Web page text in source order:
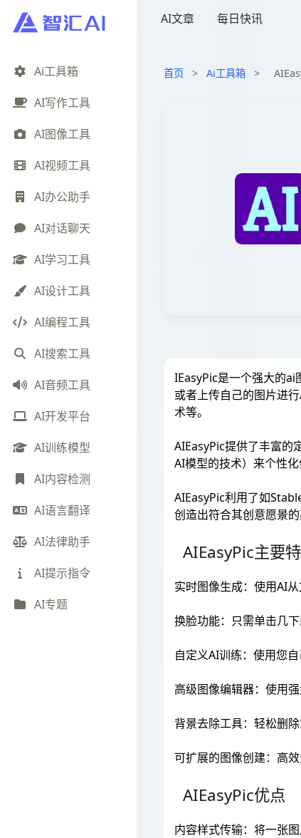
Ai工具箱
AI写作工具
AI图像工具
AI视频工具
AI办公助手
AI对话聊天
AI学习工具
AI设计工具
AI编程工具
AI搜索工具
AI音频工具
AI开发平台
AI训练模型
AI内容检测
AI语言翻译
AI法律助手
AI提示指令
AI专题
AI文章 每日快讯
首页 > Ai工具箱 >
IEasyPic是一个强大的ai
或者上传自己的图片进
术等。
AIEasyPic提供了丰富的
AI模型的技术）来个性化
AIEasyPic利用了如
创造出符合其创意愿景的
AIEasyPic主要
实时图像生成：使用AI
换脸功能：只需单击几
自定义AI训练：使用您
高级图像编辑器：使用
背景去除工具：轻松删
可扩展的图像创建：高
AIEasyPic优点
内容样式传输：将一张